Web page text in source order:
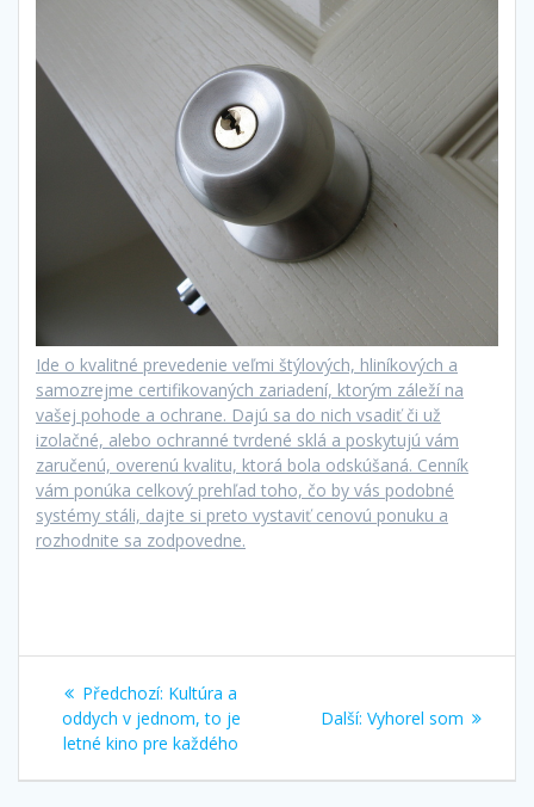
Ide o kvalitné prevedenie veľmi štýlových, hliníkových a
samozrejme certifikovaných zariadení, ktorým záleží na
vašej pohode a ochrane. Dajú sa do nich vsadiť či už
izolačné, alebo ochranné tvrdené sklá a poskytujú vám
zaručenú, overenú kvalitu, ktorá bola odskúšaná. Cenník
vám ponúka celkový prehľad toho, čo by vás podobné
systémy stáli, dajte si preto vystaviť cenovú ponuku a
rozhodnite sa zodpovedne.
Navigace
pro
příspěvek
Předchozí: Předchozí
příspěvek:
Kultúra a
oddych v jednom, to je
letné kino pre každého
Další: Další
Vyhorel som